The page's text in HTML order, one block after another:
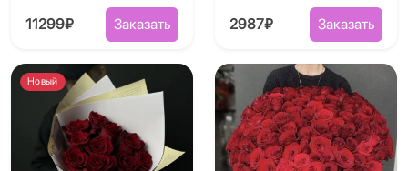
11299₽ Заказать 2987₽ Заказать
Новый